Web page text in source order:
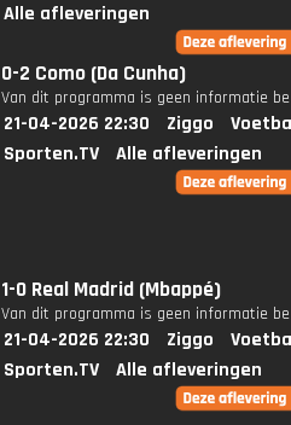
Alle afleveringen
0-2 Como (Da Cunha)
Van dit programma is geen informatie
21-04-2026 22:30 Ziggo
Sporten.TV
Alle afleveringen
1-0 Real Madrid (Mbappé)
Van dit programma is geen informatie
21-04-2026 22:30 Ziggo
Sporten.TV
Alle afleveringen